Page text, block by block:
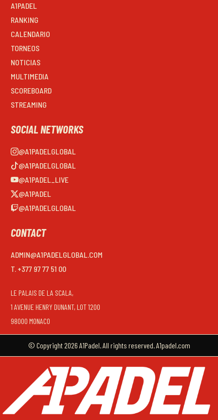
A1PADEL
RANKING
CALENDARIO
TORNEOS
NOTICIAS
MULTIMEDIA
SCOREBOARD
STREAMING
SOCIAL NETWORKS
@A1PADELGLOBAL
@A1PADELGLOBAL
@A1PADEL_LIVE
@A1PADEL
@A1PADELGLOBAL
CONTACT
ADMIN@A1PADELGLOBAL.COM
T. +377 97 77 51 00
LE PALAIS DE LA SCALA,
1 AVENUE HENRY DUNANT, LOT 1200
98000 MONACO
© Copyright 2026 A1Padel. All rights reserved. A1padel.com